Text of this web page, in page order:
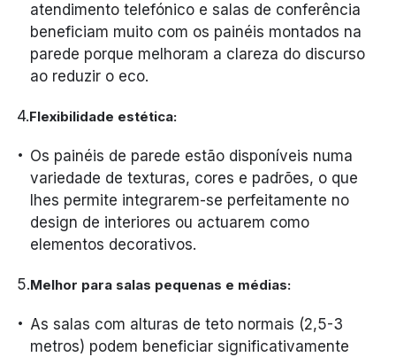
atendimento telefónico e salas de conferência
beneficiam muito com os painéis montados na
parede porque melhoram a clareza do discurso
ao reduzir o eco.
4.Flexibilidade estética:
Os painéis de parede estão disponíveis numa
variedade de texturas, cores e padrões, o que
lhes permite integrarem-se perfeitamente no
design de interiores ou actuarem como
elementos decorativos.
5.Melhor para salas pequenas e médias:
As salas com alturas de teto normais (2,5-3
metros) podem beneficiar significativamente